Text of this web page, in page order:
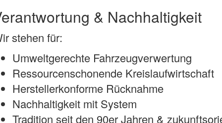
& Nachhaltigkeit
stehen für:
Umweltgerechte Fahrzeugverwertung
Ressourcenschonende Kreislaufwirtschaft
Herstellerkonforme Rücknahme
Nachhaltigkeit mit System
Tradition seit den 90er Jahren &